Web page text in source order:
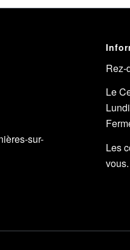
sur-
Rez-
Le
Les
vous.